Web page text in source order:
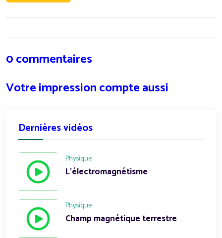
0 commentaires
Votre impression compte aussi
Dernières vidéos
Physique
L'électromagnétisme
Physique
Champ magnétique terrestre